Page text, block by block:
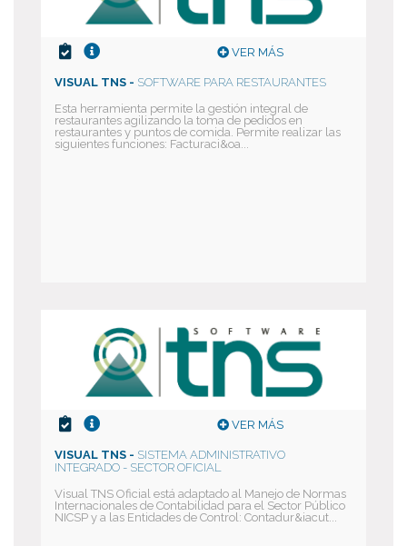
VER MÁS
VISUAL TNS - SOFTWARE PARA RESTAURANTES
Esta herramienta permite la gestión integral de
restaurantes agilizando la toma de pedidos en
restaurantes y puntos de comida. Permite realizar las
siguientes funciones: Facturaci&oa...
VER MÁS
VISUAL TNS - SISTEMA ADMINISTRATIVO
INTEGRADO - SECTOR OFICIAL
Visual TNS Oficial está adaptado al Manejo de Normas
Internacionales de Contabilidad para el Sector Público
NICSP y a las Entidades de Control: Contadur&iacut...